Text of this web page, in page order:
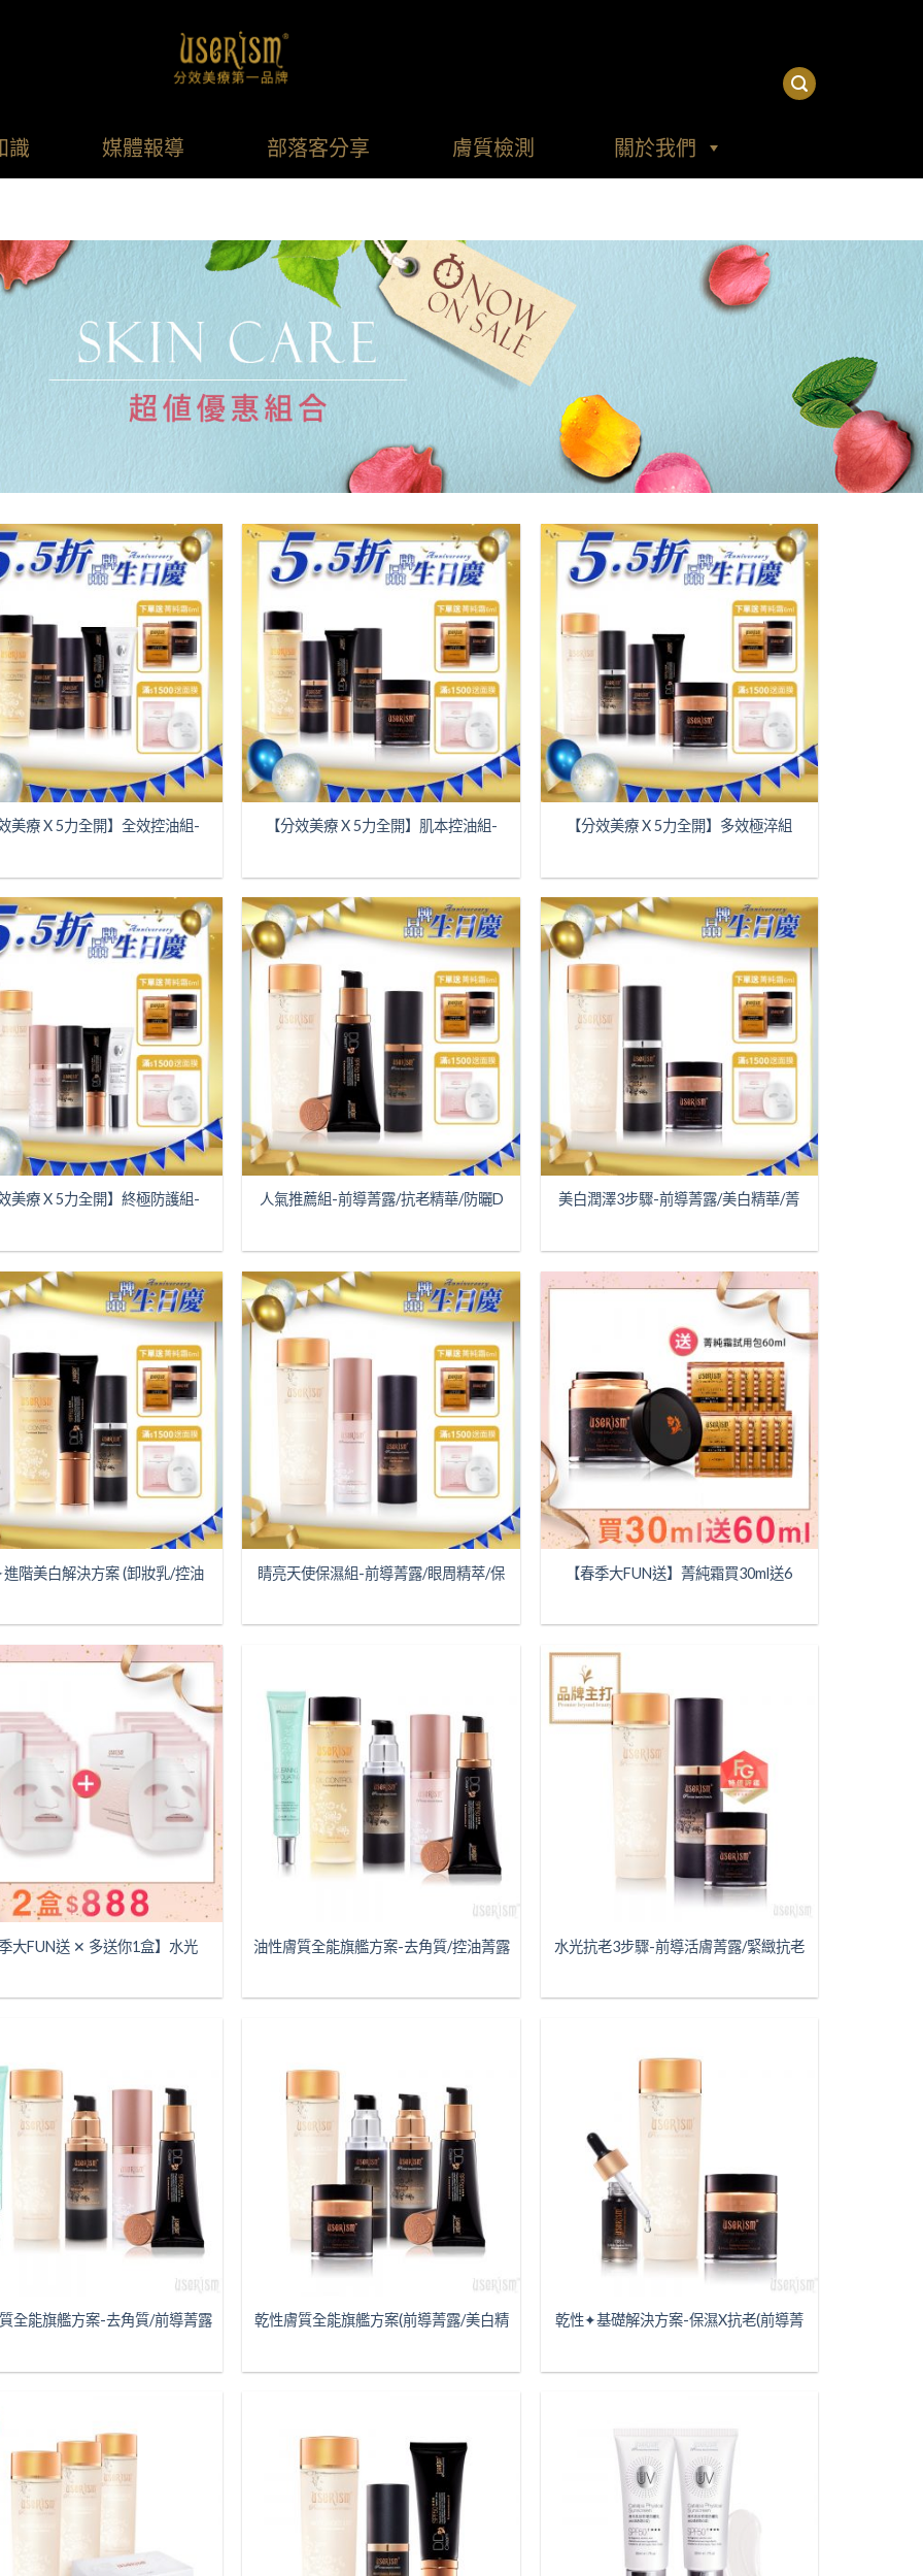
識 媒體報導 部落客分享 膚質檢測 關於我們
美療 X 5力全開】全效控油組- 【分效美療 X 5力全開】肌本控油組- 【分效美療 X 5力全開】多效極淬組
美療 X 5力全開】終極防護組- 人氣推薦組-前導菁露/抗老精華/防曬D 美白潤澤3步驟-前導菁露/美白精華/菁
階美白解決方案 (卸妝乳/控油 睛亮天使保濕組-前導菁露/眼周精萃/保 【春季大FUN送】菁純霜買30ml送6
大FUN送 ✕ 多送你1盒】水光 油性膚質全能旗艦方案-去角質/控油菁露 水光抗老3步驟-前導活膚菁露/緊緻抗老
全能旗艦方案-去角質/前導菁露 乾性膚質全能旗艦方案(前導菁露/美白精 乾性✦基礎解決方案-保濕X抗老(前導菁